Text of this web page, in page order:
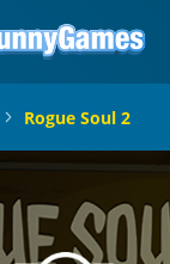
Rogue Soul 2